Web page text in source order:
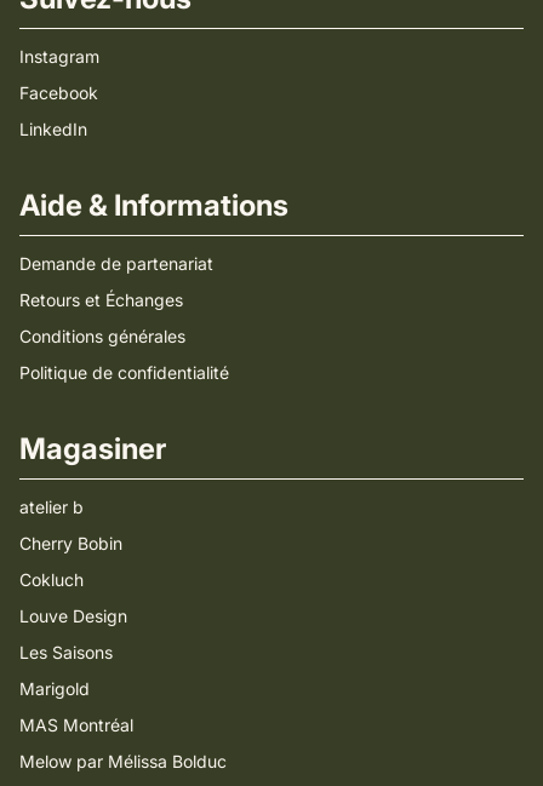
Instagram
Facebook
LinkedIn
Aide & Informations
Demande de partenariat
Retours et Échanges
Conditions générales
Politique de confidentialité
Magasiner
atelier b
Cherry Bobin
Cokluch
Louve Design
Les Saisons
Marigold
MAS Montréal
Melow par Mélissa Bolduc